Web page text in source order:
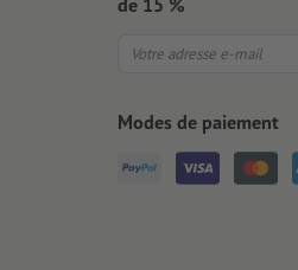
Modes de paiement